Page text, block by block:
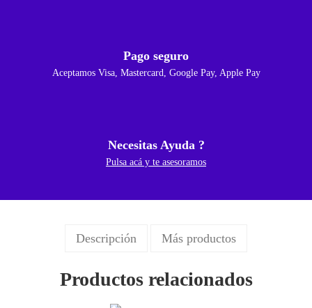
Pago seguro
Aceptamos Visa, Mastercard, Google Pay, Apple Pay
Necesitas Ayuda ?
Pulsa acá y te asesoramos
Descripción Más productos
Productos relacionados